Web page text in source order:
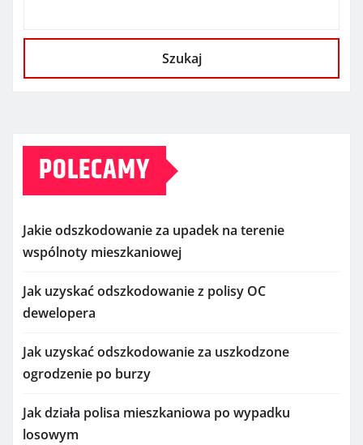
Szukaj
POLECAMY
Jakie odszkodowanie za upadek na terenie
wspólnoty mieszkaniowej
Jak uzyskać odszkodowanie z polisy OC
dewelopera
Jak uzyskać odszkodowanie za uszkodzone
ogrodzenie po burzy
Jak działa polisa mieszkaniowa po wypadku
losowym